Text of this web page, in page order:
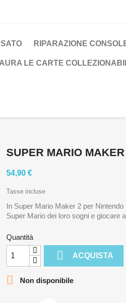
RIPARAZIONE
LE CARTE
SUPER MARIO
54,90 €
Tasse incluse
In Super Mario Maker 2 per
Super Mario dei loro sogni e giocare
Quantità
 ACQUISTA
 Non disponibile